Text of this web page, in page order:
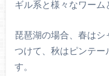
ギル系と様々なワーム
琵琶湖の場合、春は
つけて、秋はピンテー
す。